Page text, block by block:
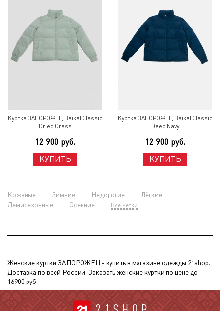
Куртка ЗАПОРОЖЕЦ Baikal Classic
Dried Grass
12 900 руб.
КУПИТЬ
Куртка ЗАПОРОЖЕЦ Baikal Classic
Deep Navy
12 900 руб.
КУПИТЬ
Кожаные Зимние Недорогие
Лёгкие
Демисезонные
Осенние Все метки
Женские куртки ЗАПОРОЖЕЦ - купить в магазине одежды 21shop.
Доставка по всей России. Заказать женские куртки по цене до
16900 руб.